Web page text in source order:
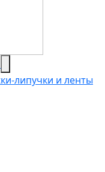
липучки и ленты